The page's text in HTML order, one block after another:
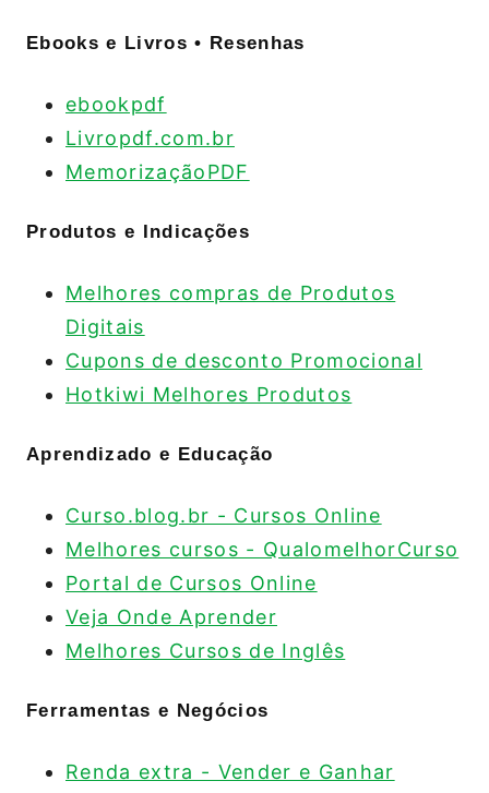
Ebooks e Livros • Resenhas
ebookpdf
Livropdf.com.br
MemorizaçãoPDF
Produtos e Indicações
Melhores compras de Produtos
Digitais
Cupons de desconto Promocional
Hotkiwi Melhores Produtos
Aprendizado e Educação
Curso.blog.br - Cursos Online
Melhores cursos - QualomelhorCurso
Portal de Cursos Online
Veja Onde Aprender
Melhores Cursos de Inglês
Ferramentas e Negócios
Renda extra - Vender e Ganhar